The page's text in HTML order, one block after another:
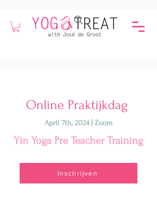
Online Praktijkdag
April 7th, 2024 | Zoom
Yin Yoga Pre Teacher Training
Inschrijven